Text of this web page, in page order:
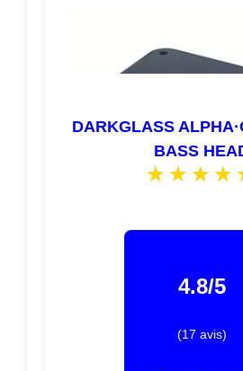
DARKGLASS
BASS
4.8/5
(17 avis)